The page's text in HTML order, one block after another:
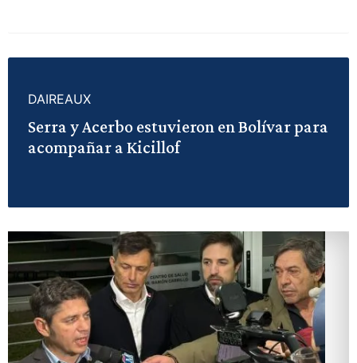
DAIREAUX
Serra y Acerbo estuvieron en Bolívar para
acompañar a Kicillof